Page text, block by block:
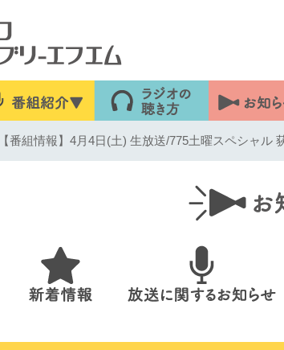
【番組情報】4月4日(土) 生放送/775土曜スペシャル